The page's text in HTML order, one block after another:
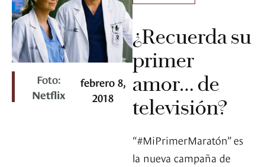
Foto:
Netflix
febrero 8,
2018
¿Recuerda su
primer
amor… de
televisión?
“#MiPrimerMaratón” es
la nueva campaña de